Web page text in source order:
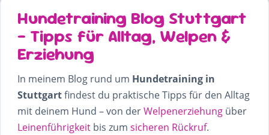
Hundetraining Blog Stuttgart
– Tipps für Alltag, Welpen &
Erziehung
In meinem Blog rund um Hundetraining in
Stuttgartfindest du praktische Tipps für den Alltag
mit deinem Hund – von derWelpenerziehung über
Leinenführigkeit bis zum sicheren Rückruf.